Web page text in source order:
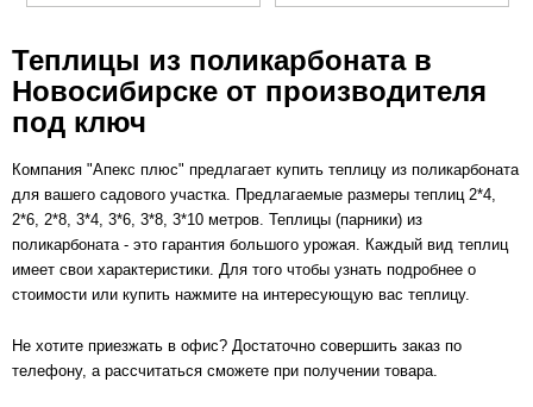
Теплицы из поликарбоната в
Новосибирске от производителя
под ключ
Компания "Апекс плюс" предлагает купить теплицу из поликарбоната
для вашего садового участка. Предлагаемые размеры теплиц 2*4,
2*6, 2*8, 3*4, 3*6, 3*8, 3*10 метров. Теплицы (парники) из
поликарбоната - это гарантия большого урожая. Каждый вид теплиц
имеет свои характеристики. Для того чтобы узнать подробнее о
стоимости или купить нажмите на интересующую вас теплицу.
Не хотите приезжать в офис? Достаточно совершить заказ по
телефону, а рассчитаться сможете при получении товара.